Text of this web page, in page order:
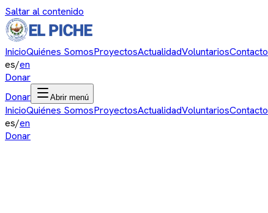
Saltar al contenido
InicioQuiénes SomosProyectosActualidadVoluntariosContacto
es/en
Donar
Donar
Abrir menú
InicioQuiénes SomosProyectosActualidadVoluntariosContacto
es/en
Donar